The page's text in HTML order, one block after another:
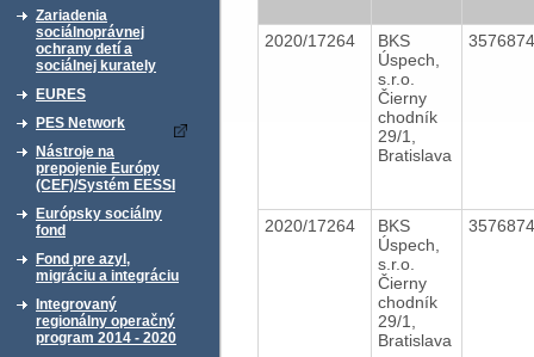
Zariadenia
sociálnoprávnej
ochrany detí a
sociálnej kurately
EURES
PES Network
Nástroje na
prepojenie Európy
(CEF)/Systém EESSI
Európsky sociálny
fond
Fond pre azyl,
migráciu a integráciu
Integrovaný
regionálny operačný
program 2014 - 2020
2020/17264
BKS
Úspech,
s.r.o.
Čierny
chodník
29/1,
Bratislava
2020/17264
BKS
Úspech,
s.r.o.
Čierny
chodník
29/1,
Bratislava